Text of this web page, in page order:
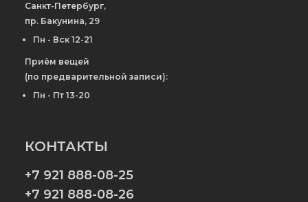
Санкт-Петербург,
пр. Бакунина, 29
Пн - Вск 12-21
Приём вещей
(по предварительной записи):
Пн - Пт 13-20
КОНТАКТЫ
+7 921 888-08-25
+7 921 888-08-26